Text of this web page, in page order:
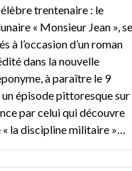
trentenaire : le
« Monsieur Jean », se
à l’occasion d’un roman
dans la nouvelle
à paraître le 9
un épisode pittoresque sur
par celui qui découvre
la discipline militaire »…